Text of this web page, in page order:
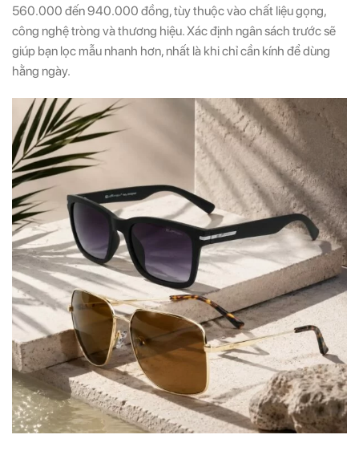
560.000 đến 940.000 đồng, tùy thuộc vào chất liệu gọng,
công nghệ tròng và thương hiệu. Xác định ngân sách trước sẽ
giúp bạn lọc mẫu nhanh hơn, nhất là khi chỉ cần kính để dùng
hằng ngày.